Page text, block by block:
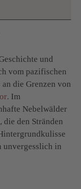
und
vom pazifischen
die Grenzen von
. Im
Nebelwälder
die den Stränden
in